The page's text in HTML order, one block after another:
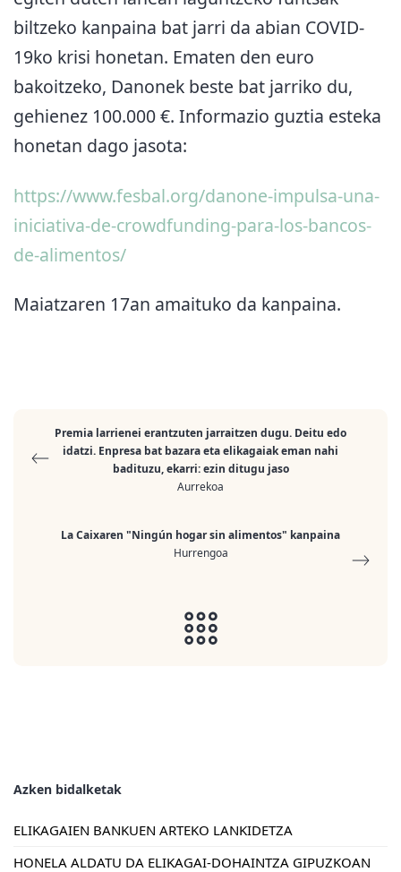
biltzeko kanpaina bat jarri da abian COVID-
19ko krisi honetan. Ematen den euro
bakoitzeko, Danonek beste bat jarriko du,
gehienez 100.000 €. Informazio guztia esteka
honetan dago jasota:
https://www.fesbal.org/danone-impulsa-una-
iniciativa-de-crowdfunding-para-los-bancos-
de-alimentos/
Maiatzaren 17an amaituko da kanpaina.
Premia larrienei erantzuten jarraitzen dugu. Deitu edo
idatzi. Enpresa bat bazara eta elikagaiak eman nahi
badituzu, ekarri: ezin ditugu jaso
Aurrekoa
La Caixaren "Ningún hogar sin alimentos" kanpaina
Hurrengoa
Azken bidalketak
ELIKAGAIEN BANKUEN ARTEKO LANKIDETZA
HONELA ALDATU DA ELIKAGAI-DOHAINTZA GIPUZKOAN